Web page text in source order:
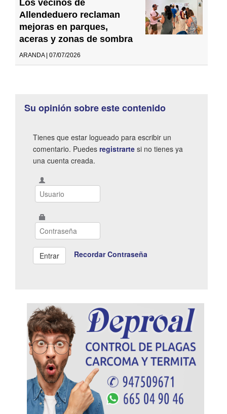
Los vecinos de
Allendeduero reclaman
mejoras en parques,
aceras y zonas de sombra
ARANDA | 07/07/2026
Su opinión sobre este contenido
Tienes que estar logueado para escribir un
comentario. Puedes registrarte si no tienes ya
una cuenta creada.
Recordar Contraseña